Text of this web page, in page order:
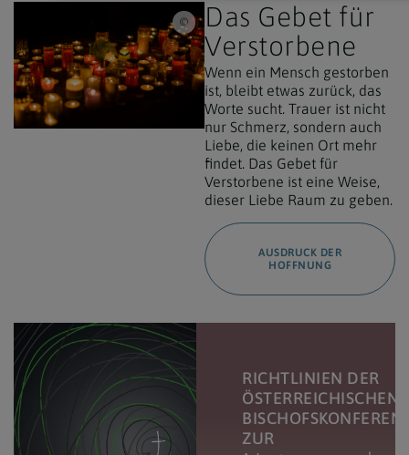
iStock/Copyright 2022 by Stefan Rotter
Das Gebet für
Verstorbene
Wenn ein Mensch gestorben
ist, bleibt etwas zurück, das
Worte sucht. Trauer ist nicht
nur Schmerz, sondern auch
Liebe, die keinen Ort mehr
findet. Das Gebet für
Verstorbene ist eine Weise,
dieser Liebe Raum zu geben.
AUSDRUCK DER
HOFFNUNG
RICHTLINIEN DER
ÖSTERREICHISCHEN
ZUR